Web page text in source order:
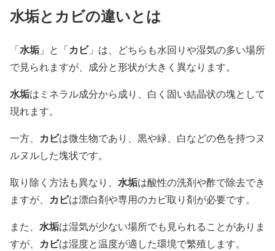
水垢とカビの違いとは
「水垢 」と「カビ」は、どちらも水回りや湿気の多い場所
で見られますが、成分と形状が大きく異なります。
水垢はミネラル成分から成り、白く固い結晶状の塊として
現れます。
一方、 カビは微生物であり、黒や緑、白などの色を持つヌ
ルヌルした塊状です。
取り除く方法も異なり、 水垢は酸性の洗剤や酢で除去でき
ますが、 カビは漂白剤や専用のカビ取り剤が必要です。
また、 水垢は湿気が少ない場所でも見られることがありま
すが、 カビは湿度と温度が適した環境で繁殖します。